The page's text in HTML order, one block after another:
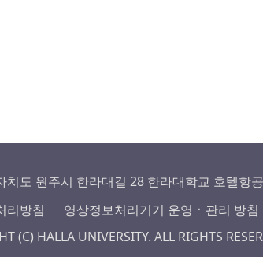
치도 원주시 한라대길 28 한라대학교 호텔항
리방침
영상정보처리기기 운영ㆍ관리 방침
(C) HALLA UNIVERSITY. ALL RIGHTS